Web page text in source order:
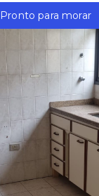
Pronto para morar